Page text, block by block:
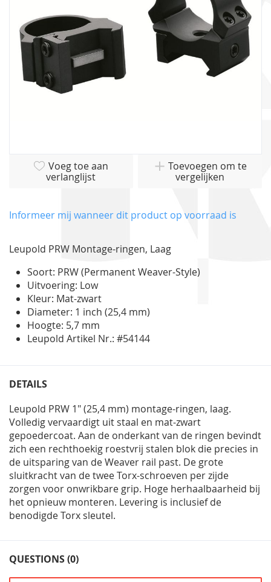
van
gallerij
Voeg toe aan
verlanglijst
Toevoegen om te
vergelijken
Informeer mij wanneer dit product op voorraad is
Leupold PRW Montage-ringen, Laag
Soort: PRW (Permanent Weaver-Style)
Uitvoering: Low
Kleur: Mat-zwart
Diameter: 1 inch (25,4 mm)
Hoogte: 5,7 mm
Leupold Artikel Nr.: #54144
DETAILS
Leupold PRW 1" (25,4 mm) montage-ringen, laag.
Volledig vervaardigt uit staal en mat-zwart
gepoedercoat. Aan de onderkant van de ringen bevindt
zich een rechthoekig roestvrij stalen blok die precies in
de uitsparing van de Weaver rail past. De grote
sluitkracht van de twee Torx-schroeven per zijde
zorgen voor onwrikbare grip. Hoge herhaalbaarheid bij
het opnieuw monteren. Levering is inclusief de
benodigde Torx sleutel.
QUESTIONS (0)